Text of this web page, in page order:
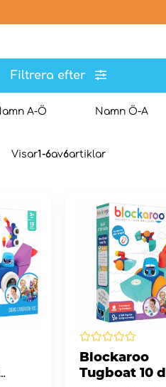
Filtrera efter
A-Ö Namn Ö-A
Visar1-6av6artiklar
Blockaroo
Tugboat 10